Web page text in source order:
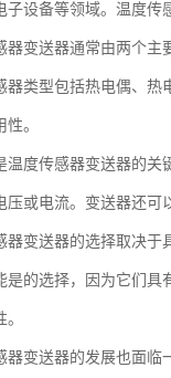
子设备等领域。温度传
器变送器通常由两个主
器类型包括热电偶、热
。
温度传感器变送器的关
压或电流。变送器还可
器变送器的选择取决于
是的选择，因为它们具
器变送器的发展也面临